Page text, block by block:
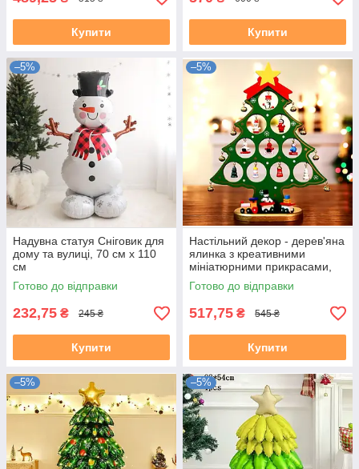
Купити Купити
–5%
Надувна статуя Сніговик для
дому та вулиці, 70 см x 110
см
Готово до відправки
232,75 ₴ 245 ₴
Купити
–5%
Настільний декор - дерев'яна
ялинка з креативними
мініатюрними прикрасами,
27 см зелена
Готово до відправки
517,75 ₴ 545 ₴
Купити
–5% –5%